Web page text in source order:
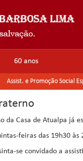
60 anos
Assist. e Promoção Social
da Casa de Atualpa já
feiras das 19h30
se convidado a